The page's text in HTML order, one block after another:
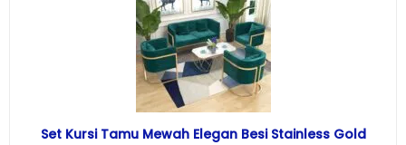
Set Kursi Tamu Mewah Elegan Besi Stainless Gold